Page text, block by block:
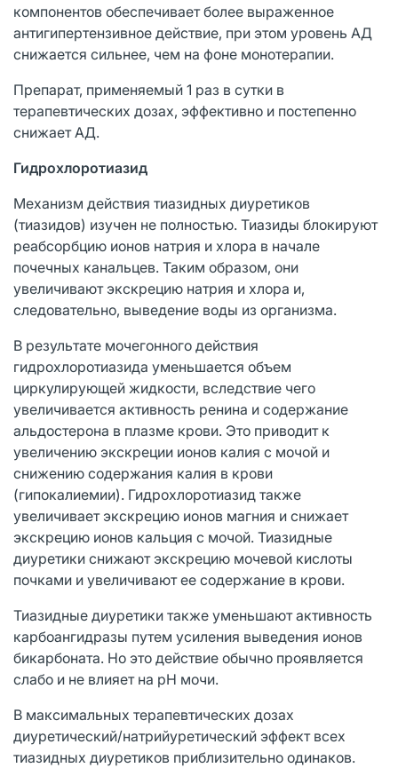
компонентов обеспечивает более выраженное
антигипертензивное действие, при этом уровень АД
снижается сильнее, чем на фоне монотерапии.
Препарат, применяемый 1 раз в сутки в
терапевтических дозах, эффективно и постепенно
снижает АД.
Гидрохлоротиазид
Механизм действия тиазидных диуретиков
(тиазидов) изучен не полностью. Тиазиды блокируют
реабсорбцию ионов натрия и хлора в начале
почечных канальцев. Таким образом, они
увеличивают экскрецию натрия и хлора и,
следовательно, выведение воды из организма.
В результате мочегонного действия
гидрохлоротиазида уменьшается объем
циркулирующей жидкости, вследствие чего
увеличивается активность ренина и содержание
альдостерона в плазме крови. Это приводит к
увеличению экскреции ионов калия с мочой и
снижению содержания калия в крови
(гипокалиемии). Гидрохлоротиазид также
увеличивает экскрецию ионов магния и снижает
экскрецию ионов кальция с мочой. Тиазидные
диуретики снижают экскрецию мочевой кислоты
почками и увеличивают ее содержание в крови.
Тиазидные диуретики также уменьшают активность
карбоангидразы путем усиления выведения ионов
бикарбоната. Но это действие обычно проявляется
слабо и не влияет на рН мочи.
В максимальных терапевтических дозах
диуретический/натрийуретический эффект всех
тиазидных диуретиков приблизительно одинаков.